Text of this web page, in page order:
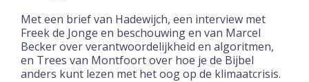
Met een brief van Hadewijch, een interview met
Freek de Jonge en beschouwing en van Marcel
Becker over verantwoordelijkheid en algoritmen,
en Trees van Montfoort over hoe je de Bijbel
anders kunt lezen met het oog op de klimaatcrisis.